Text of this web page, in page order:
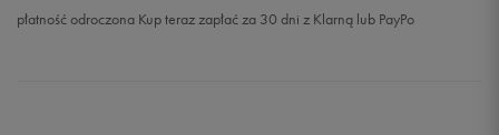
płatność odroczona Kup teraz zapłać za 30 dni z Klarną lub PayPo